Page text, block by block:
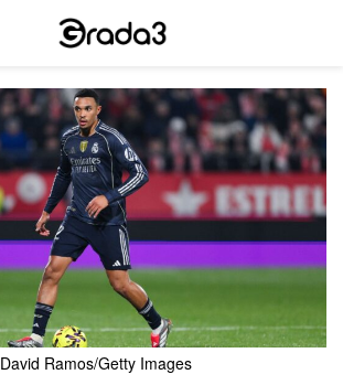
David Ramos/Getty Images